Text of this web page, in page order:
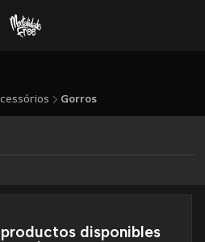
Gorros
disponibles